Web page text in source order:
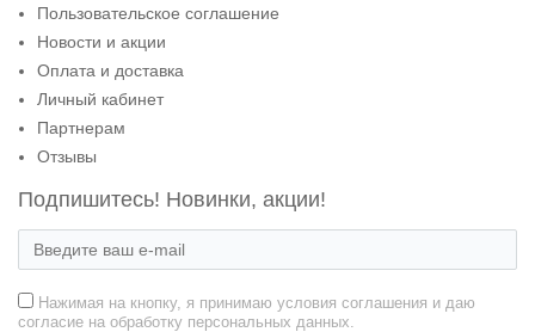
Пользовательское соглашение
Новости и акции
Оплата и доставка
Личный кабинет
Партнерам
Отзывы
Подпишитесь! Новинки, акции!
Нажимая на кнопку, я принимаю условия соглашения и даю
согласие на обработку персональных данных.